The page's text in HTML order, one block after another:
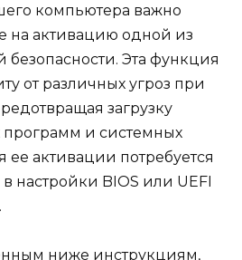
компьютера важно
на активацию одной из
Эта функция
от различных угроз при
загрузку
программ и системных
активации потребуется
настройки BIOS или UEFI
ниже инструкциям,